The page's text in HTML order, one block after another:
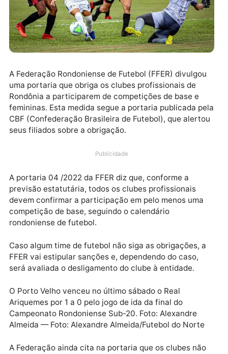
A Federação Rondoniense de Futebol (FFER)
uma portaria que obriga os clubes profissionais de
femininas. Esta medida segue a portaria publicada
seus filiados sobre a obrigação.
Publicidade
previsão estatutária, todos os clubes profissionais
devem confirmar a participação em pelo menos uma
competição de base, seguindo o calendário
Caso algum time de futebol não siga as obrigações,
FFER vai estipular sanções e, dependendo do caso,